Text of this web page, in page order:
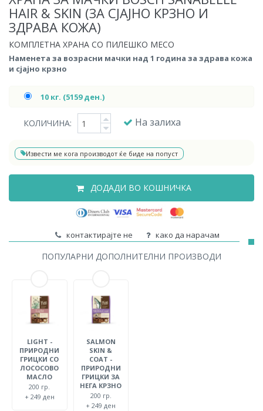
HAIR & SKIN (ЗА СЈАЈНО КРЗНО И
ЗДРАВА КОЖА)
КОМПЛЕТНА ХРАНА СО ПИЛЕШКО МЕСО
Наменета за возрасни мачки над 1 година за здрава кожа
и сјајно крзно
10 кг. (5159 ден.)
КОЛИЧИНА: На залиха
Извести ме кога производот ќе биде на попуст
ДОДАДИ ВО КОШНИЧКА
контактирајте не како да нарачам
ПОПУЛАРНИ ДОПОЛНИТЕЛНИ ПРОИЗВОДИ
LIGHT -
ПРИРОДНИ
ГРИЦКИ СО
ЛОСОСОВО
МАСЛО
200 гр.
+ 249 ден
SALMON
SKIN &
COAT -
ПРИРОДНИ
ГРИЦКИ ЗА
НЕГА КРЗНО
200 гр.
+ 249 ден